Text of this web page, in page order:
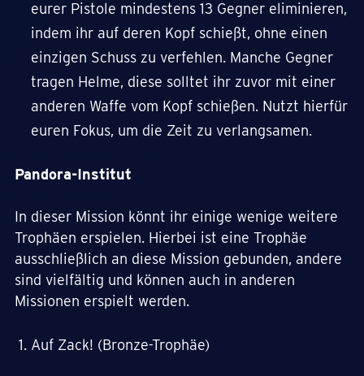
eurer Pistole mindestens 13 Gegner eliminieren,
indem ihr auf deren Kopf schießt, ohne einen
einzigen Schuss zu verfehlen. Manche Gegner
tragen Helme, diese solltet ihr zuvor mit einer
anderen Waffe vom Kopf schießen. Nutzt hierfür
euren Fokus, um die Zeit zu verlangsamen.
Pandora-Institut
In dieser Mission könnt ihr einige wenige weitere
Trophäen erspielen. Hierbei ist eine Trophäe
ausschließlich an diese Mission gebunden, andere
sind vielfältig und können auch in anderen
Missionen erspielt werden.
Auf Zack! (Bronze-Trophäe)